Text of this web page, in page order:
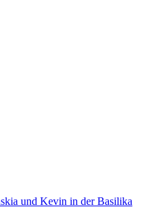
und Kevin in der Basilika